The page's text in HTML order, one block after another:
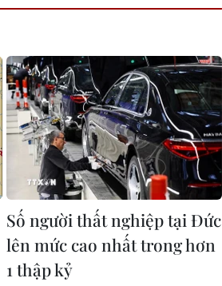
Số người thất nghiệp tại Đức
lên mức cao nhất trong hơn
1 thập kỷ